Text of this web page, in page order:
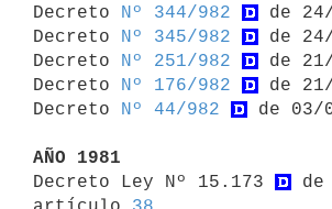
Decreto
Nº 344/982
de
Decreto
Nº 345/982
de
Decreto
Nº 251/982
de
Decreto
Nº 176/982
de
Decreto
Nº 44/982 de 03/
AÑO 1981
Decreto Ley Nº 15.173
de